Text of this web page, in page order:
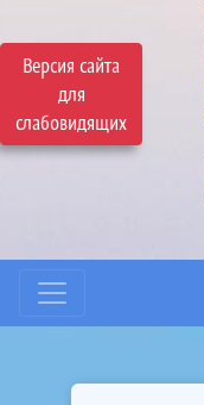
Версия сайта
для
слабовидящих